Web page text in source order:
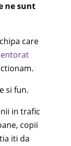
ne sunt
care
si fun.
in trafic
copii
iti da